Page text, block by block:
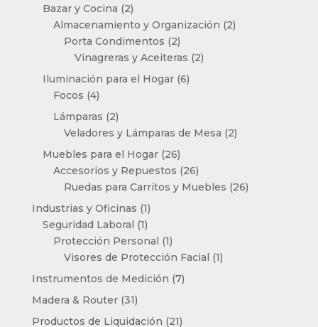
Bazar y Cocina 22
productos
Almacenamiento y Organización 22
Porta Condimentos 22
productos
Vinagreras y Aceiteras 22
Iluminación para el Hogar 66
Focos 44
productos
Lámparas 22
productos
Veladores y Lámparas de Mesa 22
Muebles para el Hogar 2626
productos
Accesorios y Repuestos 2626
productos
Ruedas para Carritos y Muebles 2626
Industrias y Oficinas 11
producto
Seguridad Laboral 11
producto
Protección Personal 11
producto
Visores de Protección Facial 11
Instrumentos de Medición 77
Madera & Router 3131
productos
Productos de Liquidación 2121